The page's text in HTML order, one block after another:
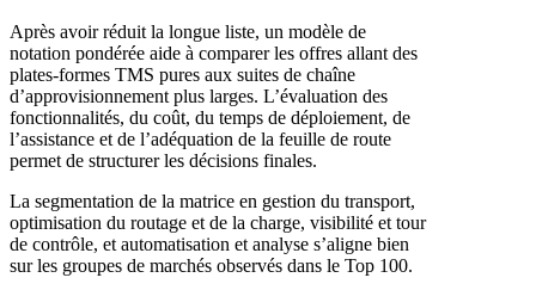
Après avoir réduit la longue liste, un modèle de
notation pondérée aide à comparer les offres allant des
plates-formes TMS pures aux suites de chaîne
d’approvisionnement plus larges. L’évaluation des
fonctionnalités, du coût, du temps de déploiement, de
l’assistance et de l’adéquation de la feuille de route
permet de structurer les décisions finales.
La segmentation de la matrice en gestion du transport,
optimisation du routage et de la charge, visibilité et tour
de contrôle, et automatisation et analyse s’aligne bien
sur les groupes de marchés observés dans le Top 100.